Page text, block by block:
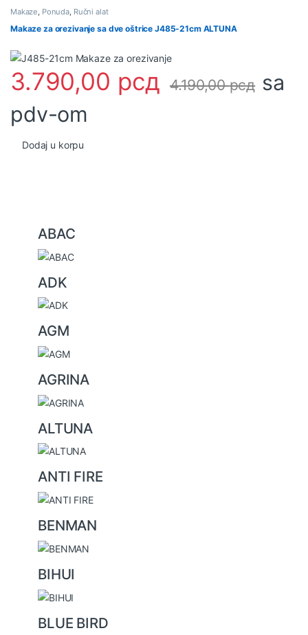
Makaze, Ponuda, Ručni alat
Makaze za orezivanje sa dve oštrice J485-21cm ALTUNA
3.790,00 рсд 4.190,00рсд sa
pdv-om
Dodaj u korpu
ABAC
ADK
AGM
AGRINA
ALTUNA
ANTI FIRE
BENMAN
BIHUI
BLUE BIRD